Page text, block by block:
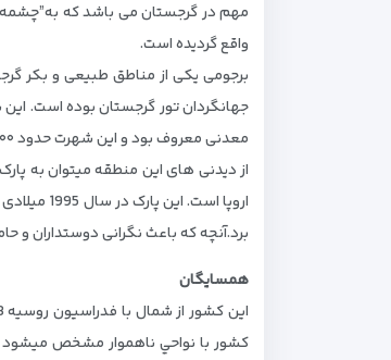
واقع گردیده است.
برجومی یکی از مناطق طبیعی و بکر
معدنی معروف بود و اين شهرت حدود ۲۰۰ سال سابقه دارد و آب معدنی های زیادی از آنجا تهیه می شود. قدم زدن در اطراف تپه های این منطقه تفریحی دوست داشتنی است.
از دیدنی های این منطقه میتوان به
برد.آنچه که باعث نگرانی دوستداران
همسايگان